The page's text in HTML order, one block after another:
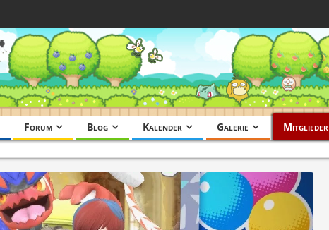
Forum Blog Kalender Galerie Mitglieder